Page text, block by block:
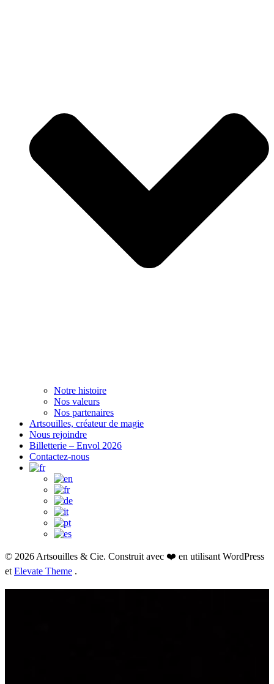
Notre histoire
Nos valeurs
Nos partenaires
Artsouilles, créateur de magie
Nous rejoindre
Billetterie – Envol 2026
Contactez-nous
© 2026 Artsouilles & Cie. Construit avec ❤️ en utilisant WordPress
et Elevate Theme .